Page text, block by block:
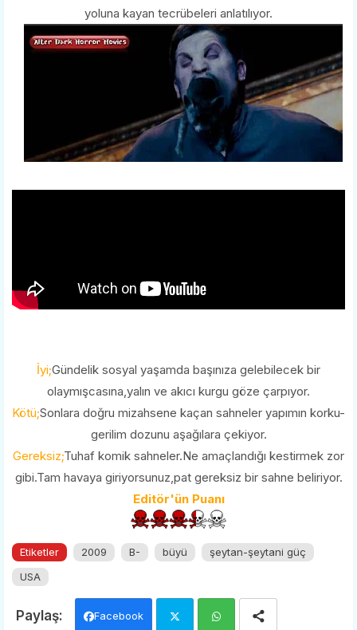
yoluna kayan tecrübeleri anlatılıyor.
İyi;Gündelik sosyal yaşamda başınıza gelebilecek bir
olaymışcasına,yalın ve akıcı kurgu göze çarpıyor.
Kötü;Sonlara doğru mizahsene kaçan sahneler yapımın korku-
gerilim dozunu aşağılara çekiyor.
Gereksiz;Tuhaf komik sahneler.Ne amaçlandığı kestirmek zor
gibi.Tam havaya giriyorsunuz,pat gereksiz bir sahne beliriyor.
Editör'ün Puanı
Etiketler 2009 B- büyü
şeytan-şeytani güç
USA
Facebook